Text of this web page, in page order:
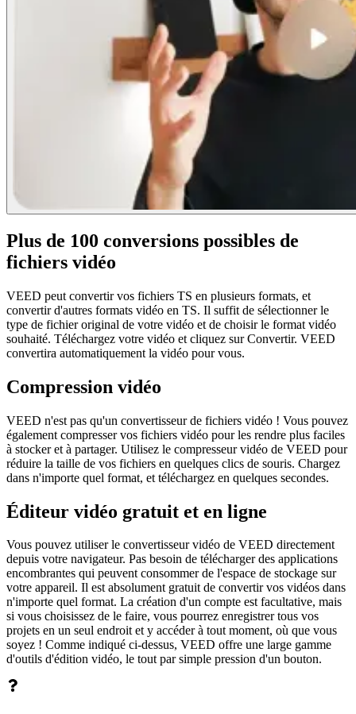
Plus de 100 conversions possibles de
fichiers vidéo
VEED peut convertir vos fichiers TS en plusieurs formats, et
convertir d'autres formats vidéo en TS. Il suffit de sélectionner le
type de fichier original de votre vidéo et de choisir le format vidéo
souhaité. Téléchargez votre vidéo et cliquez sur Convertir. VEED
convertira automatiquement la vidéo pour vous.
Compression vidéo
VEED n'est pas qu'un convertisseur de fichiers vidéo ! Vous pouvez
également compresser vos fichiers vidéo pour les rendre plus faciles
à stocker et à partager. Utilisez le compresseur vidéo de VEED pour
réduire la taille de vos fichiers en quelques clics de souris. Chargez
dans n'importe quel format, et téléchargez en quelques secondes.
Éditeur vidéo gratuit et en ligne
Vous pouvez utiliser le convertisseur vidéo de VEED directement
depuis votre navigateur. Pas besoin de télécharger des applications
encombrantes qui peuvent consommer de l'espace de stockage sur
votre appareil. Il est absolument gratuit de convertir vos vidéos dans
n'importe quel format. La création d'un compte est facultative, mais
si vous choisissez de le faire, vous pourrez enregistrer tous vos
projets en un seul endroit et y accéder à tout moment, où que vous
soyez ! Comme indiqué ci-dessus, VEED offre une large gamme
d'outils d'édition vidéo, le tout par simple pression d'un bouton.